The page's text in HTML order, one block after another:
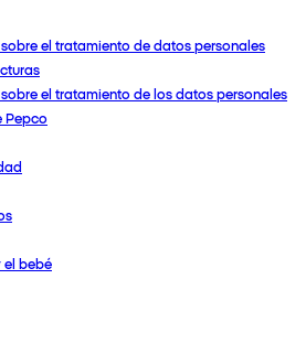
el tratamiento de datos personales
el tratamiento de los datos personales
Pepco
el bebé